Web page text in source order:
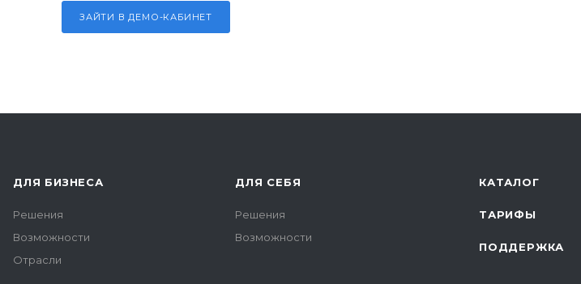
ЗАЙТИ В ДЕМО-КАБИНЕТ
ДЛЯ БИЗНЕСА
Решения
Возможности
Отрасли
ДЛЯ СЕБЯ
Решения
Возможности
КАТАЛОГ
ТАРИФЫ
ПОДДЕРЖКА